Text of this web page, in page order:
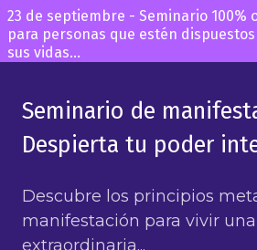
23 de septiembre - Seminario 100%
para personas que estén
sus vidas...
Seminario de
Despierta tu poder
Descubre los principios
manifestación para vivir
extraordinaria...